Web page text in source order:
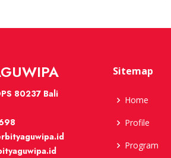
80237 Bali
Sitemap
Home
Profile
Program